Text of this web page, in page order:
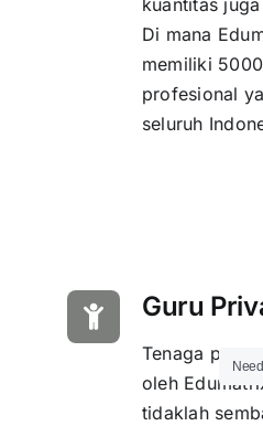
kuantitas
Di mana
memiliki
profesional
seluruh
Guru
Tenaga
oleh
tidaklah